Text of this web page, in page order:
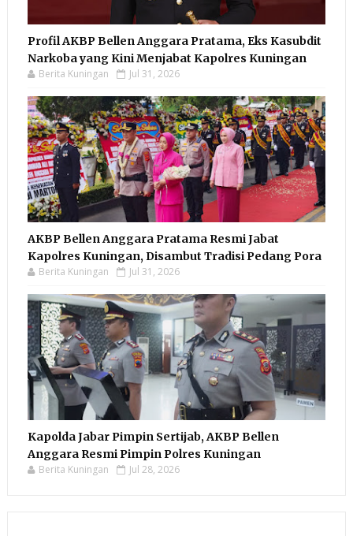
Profil AKBP Bellen Anggara Pratama, Eks Kasubdit
Narkoba yang Kini Menjabat Kapolres Kuningan
Berita Kuningan Jul 31, 2026
AKBP Bellen Anggara Pratama Resmi Jabat
Kapolres Kuningan, Disambut Tradisi Pedang Pora
Berita Kuningan Jul 31, 2026
Kapolda Jabar Pimpin Sertijab, AKBP Bellen
Anggara Resmi Pimpin Polres Kuningan
Berita Kuningan Jul 28, 2026